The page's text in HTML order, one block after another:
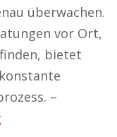
überwachen.
vor Ort,
bietet
–